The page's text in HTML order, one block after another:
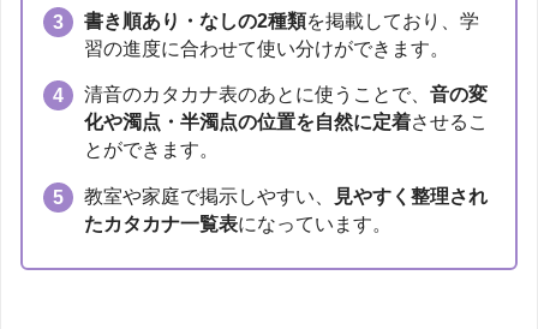
書き順あり・なしの2種類を掲載しており、学
習の進度に合わせて使い分けができます。
清音のカタカナ表のあとに使うことで、音の変
化や濁点・半濁点の位置を自然に定着させるこ
とができます。
教室や家庭で掲示しやすい、
見やすく整理され
たカタカナ一覧表になっています。